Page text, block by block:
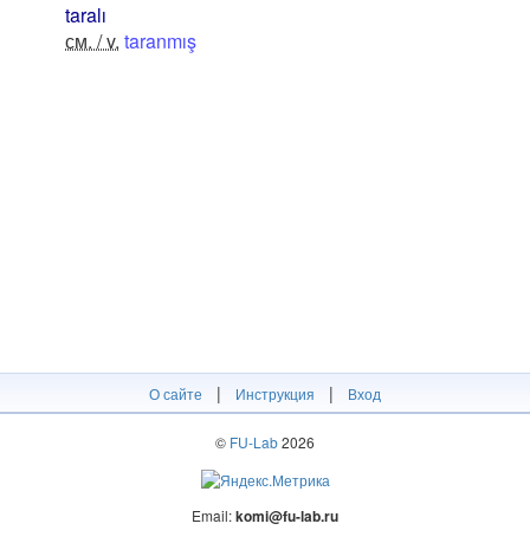
taralı
см. / v. taranmış
О сайте | Инструкция | Вход
© FU-Lab2026
Email:komi@fu-lab.ru